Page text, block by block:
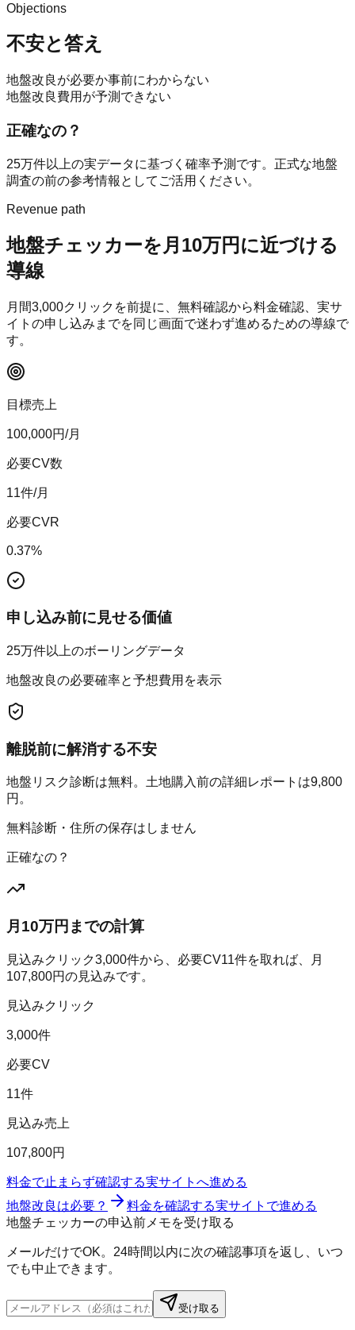
Objections
不安と答え
地盤改良が必要か事前にわからない
地盤改良費用が予測できない
正確なの？
25万件以上の実データに基づく確率予測です。正式な地盤
調査の前の参考情報としてご活用ください。
Revenue path
地盤チェッカーを月10万円に近づける
導線
月間3,000クリックを前提に、無料確認から料金確認、実サ
イトの申し込みまでを同じ画面で迷わず進めるための導線で
す。
目標売上
100,000円/月
必要CV数
11件/月
必要CVR
0.37%
申し込み前に見せる価値
25万件以上のボーリングデータ
地盤改良の必要確率と予想費用を表示
離脱前に解消する不安
地盤リスク診断は無料。土地購入前の詳細レポートは9,800
円。
無料診断・住所の保存はしません
正確なの？
月10万円までの計算
見込みクリック3,000件から、必要CV11件を取れば、月
107,800円の見込みです。
見込みクリック
3,000件
必要CV
11件
見込み売上
107,800円
料金で止まらず確認する実サイトへ進める
地盤改良は必要？
料金を確認する実サイトで進める
地盤チェッカーの申込前メモを受け取る
メールだけでOK。24時間以内に次の確認事項を返し、いつ
でも中止できます。
受け取る